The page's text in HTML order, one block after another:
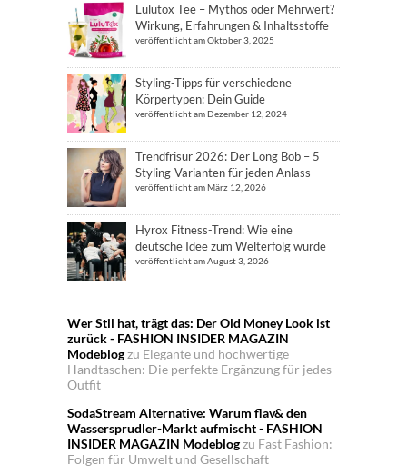
Lulutox Tee – Mythos oder Mehrwert?
Wirkung, Erfahrungen & Inhaltsstoffe
veröffentlicht am Oktober 3, 2025
Styling-Tipps für verschiedene
Körpertypen: Dein Guide
veröffentlicht am Dezember 12, 2024
Trendfrisur 2026: Der Long Bob – 5
Styling-Varianten für jeden Anlass
veröffentlicht am März 12, 2026
Hyrox Fitness-Trend: Wie eine
deutsche Idee zum Welterfolg wurde
veröffentlicht am August 3, 2026
Wer Stil hat, trägt das: Der Old Money Look ist
zurück - FASHION INSIDER MAGAZIN
Modeblogzu Elegante und hochwertige
Handtaschen: Die perfekte Ergänzung für jedes
Outfit
SodaStream Alternative: Warum flav& den
Wassersprudler-Markt aufmischt - FASHION
INSIDER MAGAZIN Modeblogzu Fast Fashion:
Folgen für Umwelt und Gesellschaft